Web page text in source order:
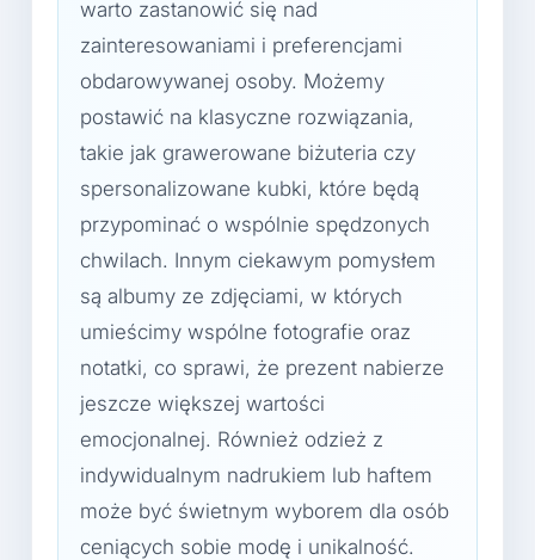
warto zastanowić się nad
zainteresowaniami i preferencjami
obdarowywanej osoby. Możemy
postawić na klasyczne rozwiązania,
takie jak grawerowane biżuteria czy
spersonalizowane kubki, które będą
przypominać o wspólnie spędzonych
chwilach. Innym ciekawym pomysłem
są albumy ze zdjęciami, w których
umieścimy wspólne fotografie oraz
notatki, co sprawi, że prezent nabierze
jeszcze większej wartości
emocjonalnej. Również odzież z
indywidualnym nadrukiem lub haftem
może być świetnym wyborem dla osób
ceniących sobie modę i unikalność.